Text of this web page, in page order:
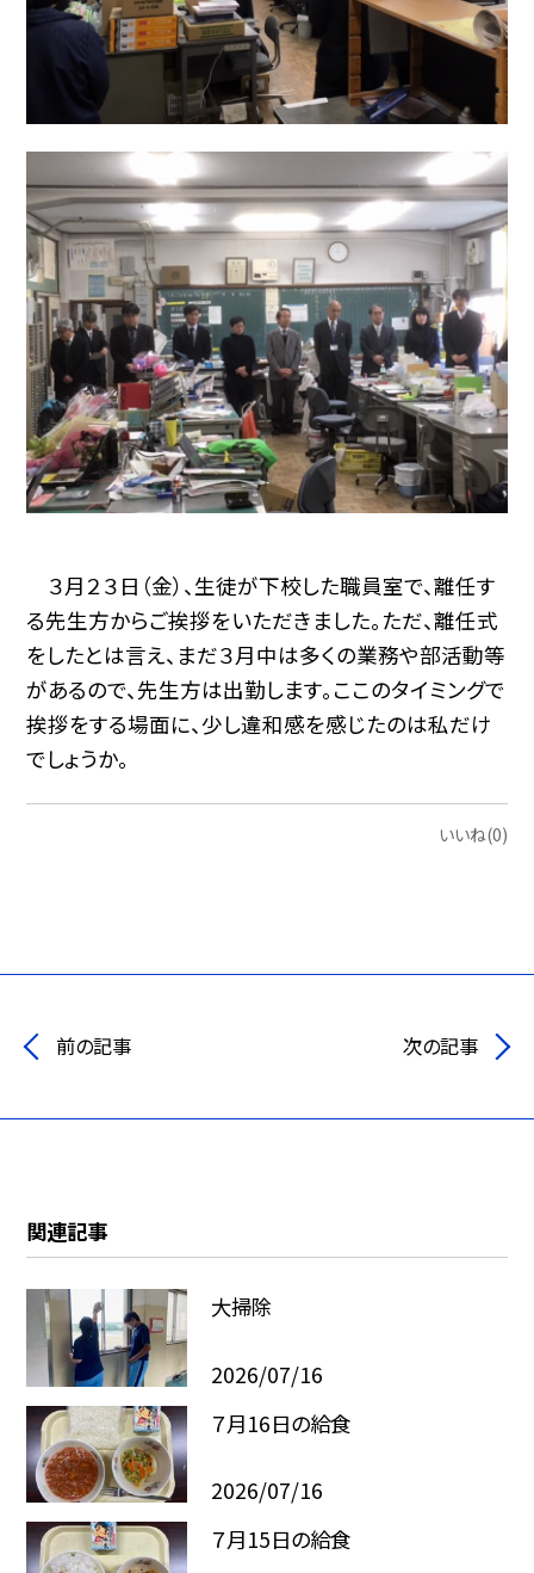
３月２３日（金）、生徒が下校した職員室で、離任す
る先生方からご挨拶をいただきました。ただ、離任式
をしたとは言え、まだ３月中は多くの業務や部活動等
があるので、先生方は出勤します。ここのタイミングで
挨拶をする場面に、少し違和感を感じたのは私だけ
でしょうか。
いいね(0)
前の記事 次の記事
関連記事
大掃除
2026/07/16
７月16日の給食
2026/07/16
７月15日の給食